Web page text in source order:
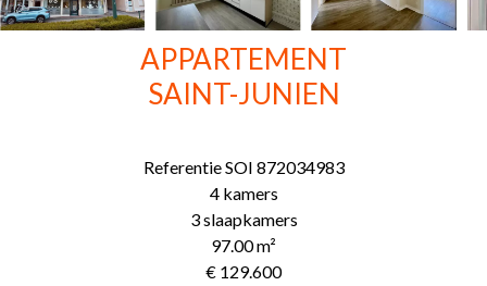
APPARTEMENT
SAINT-JUNIEN
ReferentieSOI 872034983
4 kamers
3 slaapkamers
97.00m²
€ 129.600